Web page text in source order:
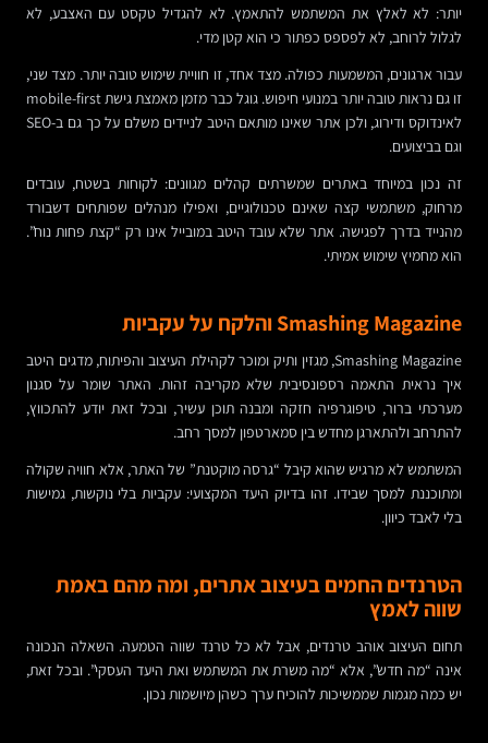
יותר: לא לאלץ את המשתמש להתאמץ. לא להגדיל טקסט עם האצבע, לא
לגלול לרוחב, לא לפספס כפתור כי הוא קטן מדי.
עבור ארגונים, המשמעות כפולה. מצד אחד, זו חוויית שימוש טובה יותר. מצד שני,
זו גם נראות טובה יותר במנועי חיפוש. גוגל כבר מזמן מאמצת גישת mobile-first
לאינדוקס ודירוג, ולכן אתר שאינו מותאם היטב לניידים משלם על כך גם ב-SEO
וגם בביצועים.
זה נכון במיוחד באתרים שמשרתים קהלים מגוונים: לקוחות בשטח, עובדים
מרחוק, משתמשי קצה שאינם טכנולוגיים, ואפילו מנהלים שפותחים דשבורד
מהנייד בדרך לפגישה. אתר שלא עובד היטב במובייל אינו רק “קצת פחות נוח”.
הוא מחמיץ שימוש אמיתי.
Smashing Magazine והלקח על עקביות
Smashing Magazine, מגזין ותיק ומוכר לקהילת העיצוב והפיתוח, מדגים היטב
איך נראית התאמה רספונסיבית שלא מקריבה זהות. האתר שומר על סגנון
מערכתי ברור, טיפוגרפיה חזקה ומבנה תוכן עשיר, ובכל זאת יודע להתכווץ,
להתרחב ולהתארגן מחדש בין סמארטפון למסך רחב.
המשתמש לא מרגיש שהוא קיבל “גרסה מוקטנת” של האתר, אלא חוויה שקולה
ומתוכננת למסך שבידו. זהו בדיוק היעד המקצועי: עקביות בלי נוקשות, גמישות
בלי לאבד כיוון.
הטרנדים החמים בעיצוב אתרים, ומה מהם באמת
שווה לאמץ
תחום העיצוב אוהב טרנדים, אבל לא כל טרנד שווה הטמעה. השאלה הנכונה
אינה “מה חדש”, אלא “מה משרת את המשתמש ואת היעד העסקי”. ובכל זאת,
יש כמה מגמות שממשיכות להוכיח ערך כשהן מיושמות נכון.